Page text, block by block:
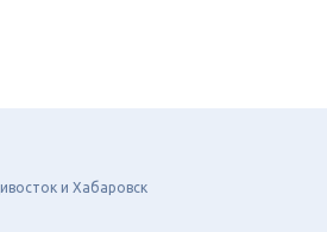
и Хабаровск